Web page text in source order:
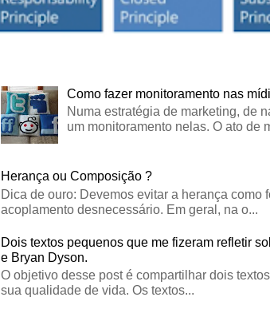
Como fazer monitoramento nas
Numa estratégia de marketing, de
um monitoramento nelas. O ato de
Herança ou Composição ?
Dica de ouro: Devemos evitar a herança
acoplamento desnecessário. Em geral, na o...
Dois textos pequenos que me fizeram refletir
e Bryan Dyson.
O objetivo desse post é compartilhar dois
sua qualidade de vida. Os textos...